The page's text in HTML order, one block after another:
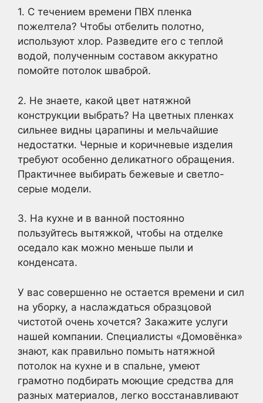
1. С течением времени ПВХ пленка
пожелтела? Чтобы отбелить полотно,
используют хлор. Разведите его с теплой
водой, полученным составом аккуратно
помойте потолок шваброй.
2. Не знаете, какой цвет натяжной
конструкции выбрать? На цветных пленках
сильнее видны царапины и мельчайшие
недостатки. Черные и коричневые изделия
требуют особенно деликатного обращения.
Практичнее выбирать бежевые и светло-
серые модели.
3. На кухне и в ванной постоянно
пользуйтесь вытяжкой, чтобы на отделке
оседало как можно меньше пыли и
конденсата.
У вас совершенно не остается времени и сил
на уборку, а наслаждаться образцовой
чистотой очень хочется? Закажите услуги
нашей компании. Специалисты «Домовёнка»
знают, как правильно помыть натяжной
потолок на кухне и в спальне, умеют
грамотно подбирать моющие средства для
разных материалов, легко восстанавливают